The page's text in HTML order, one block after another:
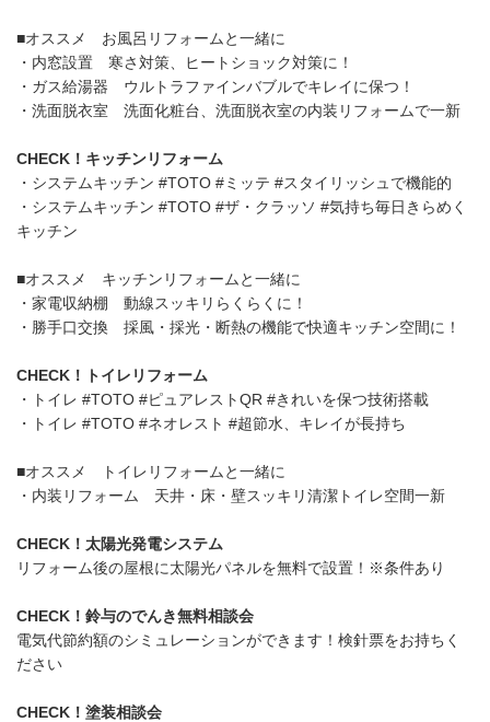
■オススメ お風呂リフォームと一緒に
・内窓設置 寒さ対策、ヒートショック対策に！
・ガス給湯器 ウルトラファインバブルでキレイに保つ！
・洗面脱衣室 洗面化粧台、洗面脱衣室の内装リフォームで一新
CHECK！キッチンリフォーム
・システムキッチン #TOTO #ミッテ #スタイリッシュで機能的
・システムキッチン #TOTO #ザ・クラッソ #気持ち毎日きらめく
キッチン
■オススメ キッチンリフォームと一緒に
・家電収納棚 動線スッキリらくらくに！
・勝手口交換 採風・採光・断熱の機能で快適キッチン空間に！
CHECK！トイレリフォーム
・トイレ #TOTO #ピュアレストQR #きれいを保つ技術搭載
・トイレ #TOTO #ネオレスト #超節水、キレイが長持ち
■オススメ トイレリフォームと一緒に
・内装リフォーム 天井・床・壁スッキリ清潔トイレ空間一新
CHECK！太陽光発電システム
リフォーム後の屋根に太陽光パネルを無料で設置！※条件あり
CHECK！鈴与のでんき無料相談会
電気代節約額のシミュレーションができます！検針票をお持ちく
ださい
CHECK！塗装相談会